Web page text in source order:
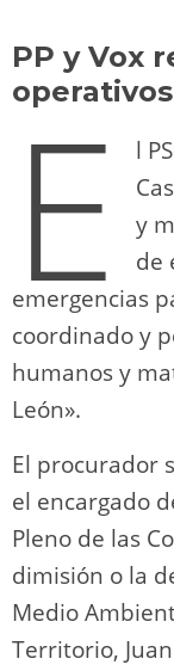
y
d
o
a
PP y Vox
E
l
y
de
emergencias
coordinado y
humanos y
León».
El procurador
el encargado
Pleno de las
dimisión o la
Medio
Territorio,